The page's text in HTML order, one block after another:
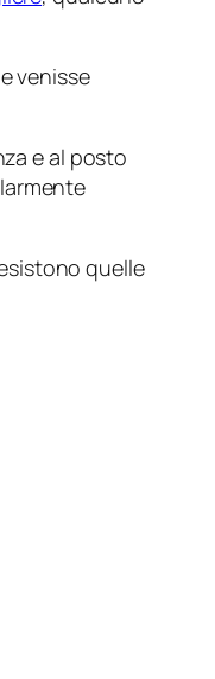
venisse
e al posto
quelle